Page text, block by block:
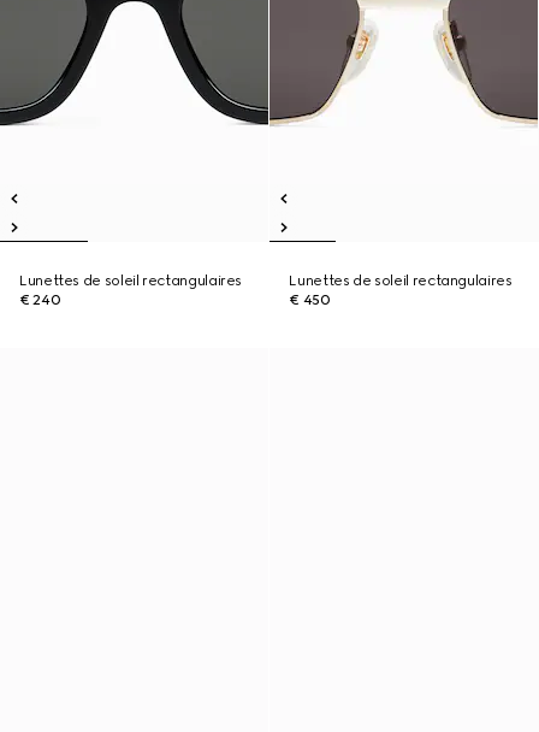
Lunettes de soleil rectangulaires
€ 240
Lunettes de soleil rectangulaires
€ 450